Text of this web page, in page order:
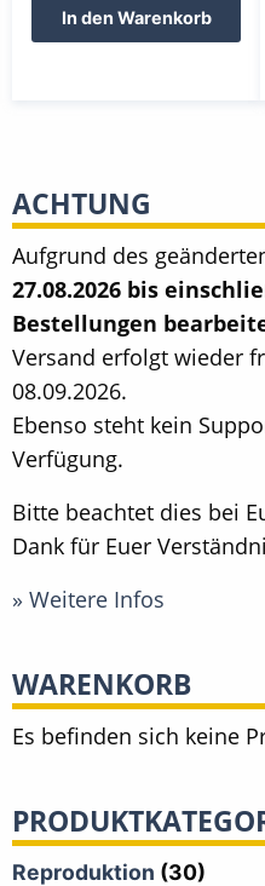
In den Warenkorb
ACHTUNG
Aufgrund des
27.08.2026 bis
Bestellungen
Versand erfolgt wieder
08.09.2026.
Ebenso steht kein
Verfügung.
Bitte beachtet dies bei
Dank für Euer
» Weitere Infos
WARENKORB
Es befinden sich keine
Reproduktion (30)